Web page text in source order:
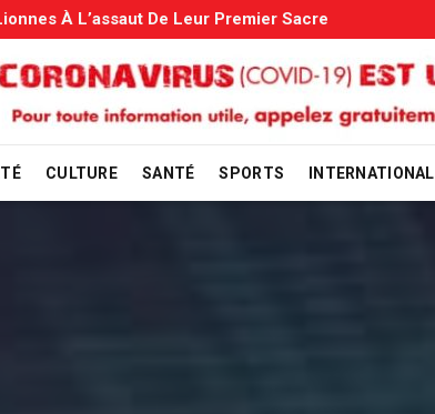
CULTURE SANTÉ SPORTS INTERNATIONAL
Le Gouvernement Entame La Vérification